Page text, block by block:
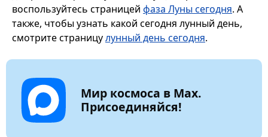
воспользуйтесь страницей фаза Луны сегодня. А
также, чтобы узнать какой сегодня лунный день,
смотрите страницулунный день сегодня.
Мир космоса в Max.
Присоединяйся!